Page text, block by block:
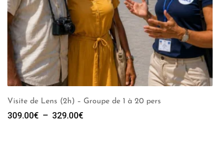
Visite de Lens (2h) – Groupe de 1 à 20 pers
309.00€ – 329.00€